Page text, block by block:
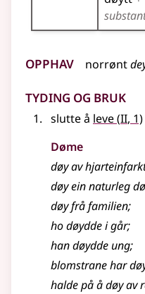
Opphav norrønt
Tyding og bruk
slutte å leve(2
II, 1)
Døme
døyav
døyein naturleg
døyfrå familien;
hodøyddei går;
handøydde ung;
blomstrane har
halde på å døy av